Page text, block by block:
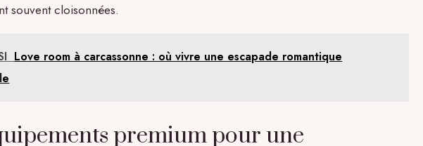
souvent cloisonnées.
Love room à carcassonne : où vivre une escapade romantique
premium pour une